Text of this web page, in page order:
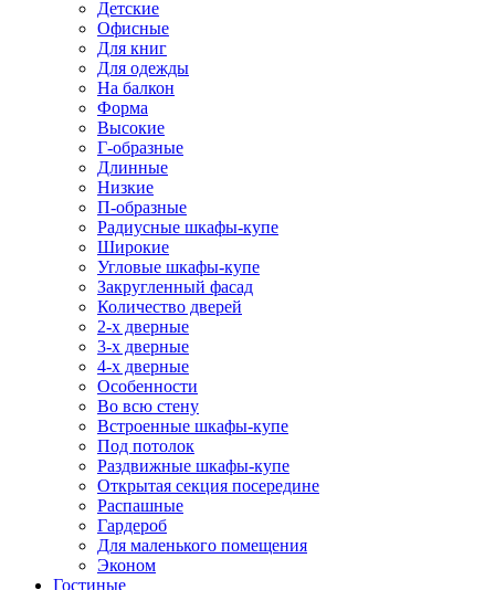
Детские
Офисные
Для книг
Для одежды
На балкон
Форма
Высокие
Г-образные
Длинные
Низкие
П-образные
Радиусные шкафы-купе
Широкие
Угловые шкафы-купе
Закругленный фасад
Количество дверей
2-х дверные
3-х дверные
4-х дверные
Особенности
Во всю стену
Встроенные шкафы-купе
Под потолок
Раздвижные шкафы-купе
Открытая секция посередине
Распашные
Гардероб
Для маленького помещения
Эконом
Гостиные